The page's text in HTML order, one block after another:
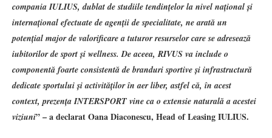
compania IULIUS, dublat de studiile tendințelor la nivel național și
internațional efectuate de agenții de specialitate, ne arată un
potențial major de valorificare a tuturor resurselor care se adresează
iubitorilor de sport și wellness. De aceea, RIVUS va include o
componentă foarte consistentă de branduri sportive și infrastructură
dedicate sportului și activităților în aer liber, astfel că, în acest
context, prezența INTERSPORT vine ca o extensie naturală a acestei
viziuni” – a declarat Oana Diaconescu, Head of Leasing IULIUS.